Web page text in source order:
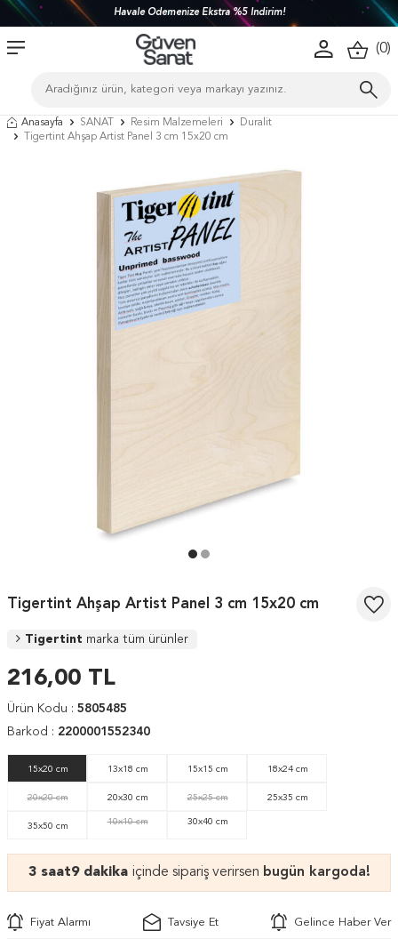
Havale Ödemenize Ekstra %5 İndirim!
(0)
Anasayfa SANAT Resim Malzemeleri
Duralit
Tigertint Ahşap Artist Panel 3 cm 15x20 cm
Tigertint Ahşap Artist Panel 3 cm 15x20 cm
Tigertint marka tüm ürünler
216,00 TL
Ürün Kodu : 5805485
Barkod : 2200001552340
15x20 cm 13x18 cm 15x15 cm 18x24 cm
20x20 cm 20x30 cm 25x25 cm 25x35 cm
35x50 cm 10x10 cm 30x40 cm
3 saat9 dakika içinde sipariş verirsen bugün kargoda!
Fiyat Alarmı Tavsiye Et Gelince Haber Ver